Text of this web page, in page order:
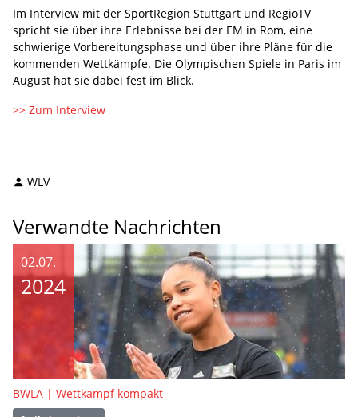
Im Interview mit der SportRegion Stuttgart und RegioTV
spricht sie über ihre Erlebnisse bei der EM in Rom, eine
schwierige Vorbereitungsphase und über ihre Pläne für die
kommenden Wettkämpfe. Die Olympischen Spiele in Paris im
August hat sie dabei fest im Blick.
>> Zum Interview
WLV
Verwandte Nachrichten
02.07.
2024
BWLA | Wettkampf kompakt